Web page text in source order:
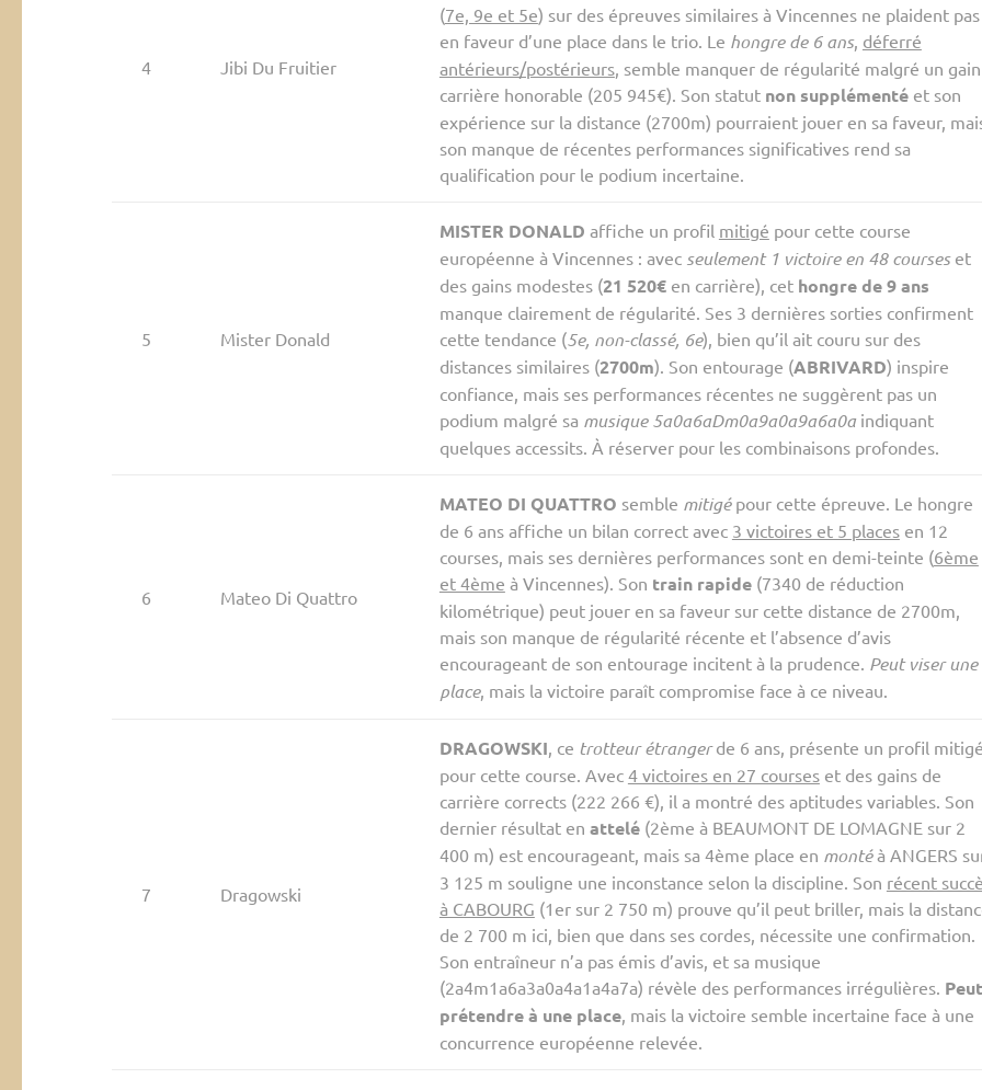
4 Jibi Du Fruitier
(7e, 9e et 5e) sur des épreuves similaires à Vincennes ne plaident pas
en faveur d’une place dans le trio. Le hongre de 6 ans, déferré
antérieurs/postérieurs, semble manquer de régularité malgré un gain
carrière honorable (205 945€). Son statut non supplémentéet son
expérience sur la distance (2700m) pourraient jouer en sa faveur,
son manque de récentes performances significatives rend sa
qualification pour le podium incertaine.
5 Mister Donald
MISTER DONALD affiche un profil mitigé pour cette course
européenne à Vincennes : avec seulement 1 victoire en 48 courseset
des gains modestes (21 520€en carrière), cet hongre de 9 ans
manque clairement de régularité. Ses 3 dernières sorties confirment
cette tendance (5e, non-classé, 6e), bien qu’il ait couru sur des
distances similaires (2700m). Son entourage (ABRIVARD) inspire
confiance, mais ses performances récentes ne suggèrent pas un
podium malgré sa musique 5a0a6aDm0a9a0a9a6a0aindiquant
quelques accessits. À réserver pour les combinaisons profondes.
6 Mateo Di Quattro
MATEO DI QUATTRO semble mitigépour cette épreuve. Le hongre
de 6 ans affiche un bilan correct avec 3 victoires et 5 placesen 12
courses, mais ses dernières performances sont en demi-teinte (6ème
et 4ème à Vincennes). Son train rapide(7340 de réduction
kilométrique) peut jouer en sa faveur sur cette distance de 2700m,
mais son manque de régularité récente et l’absence d’avis
encourageant de son entourage incitent à la prudence. Peut viser une
place, mais la victoire paraît compromise face à ce niveau.
7 Dragowski
DRAGOWSKI, ce trotteur étrangerde 6 ans, présente un profil
pour cette course. Avec 4 victoires en 27 courseset des gains de
carrière corrects (222 266 €), il a montré des aptitudes variables. Son
dernier résultat en attelé(2ème à BEAUMONT DE LOMAGNE sur 2
400 m) est encourageant, mais sa 4ème place en montéà ANGERS
3 125 m souligne une inconstance selon la discipline. Son récent
à CABOURG (1er sur 2 750 m) prouve qu’il peut briller, mais la
de 2 700 m ici, bien que dans ses cordes, nécessite une confirmation.
Son entraîneur n’a pas émis d’avis, et sa musique
(2a4m1a6a3a0a4a1a4a7a) révèle des performances irrégulières. Peut
prétendre à une place, mais la victoire semble incertaine face à une
concurrence européenne relevée.